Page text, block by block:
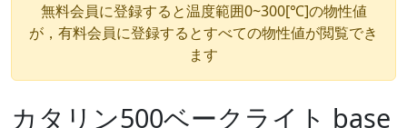
無料会員に登録すると温度範囲0~300[℃]の物性値
が，有料会員に登録するとすべての物性値が閲覧でき
ます
カタリン500ベークライト base